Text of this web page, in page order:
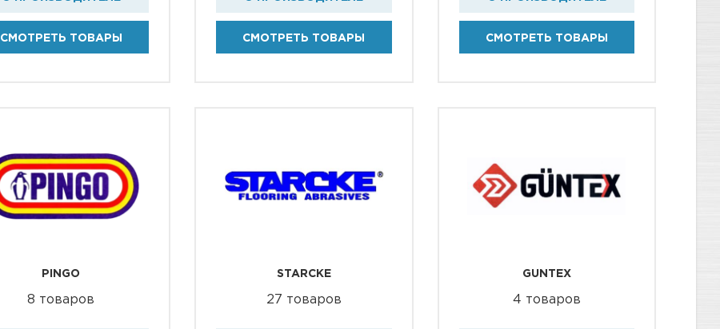
СМОТРЕТЬ ТОВАРЫ СМОТРЕТЬ ТОВАРЫ СМОТРЕТЬ ТОВАРЫ
PINGO
8 товаров
STARCKE
27 товаров
GUNTEX
4 товаров